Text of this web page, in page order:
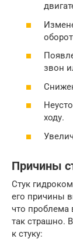
звон
ходу.
Причины
Стук
его причины
что проблема
так страшно.
к стуку: